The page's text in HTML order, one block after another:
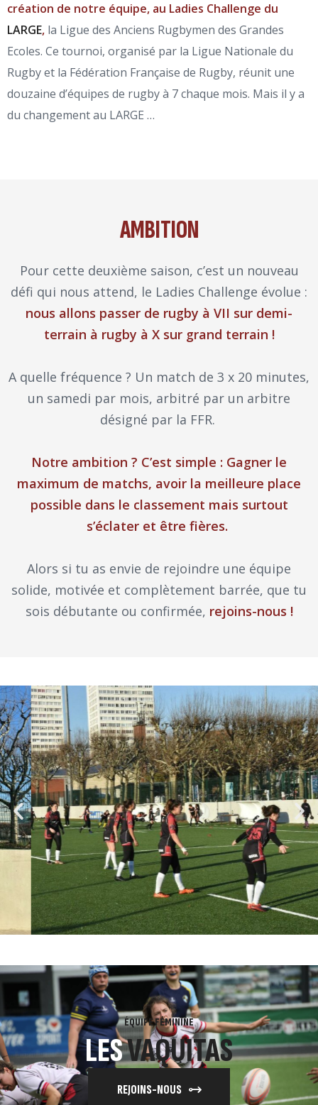
création de notre équipe, au Ladies Challenge du
LARGE, la Ligue des Anciens Rugbymen des Grandes
Ecoles. Ce tournoi, organisé par la Ligue Nationale du
Rugby et la Fédération Française de Rugby, réunit une
douzaine d’équipes de rugby à 7 chaque mois. Mais il y a
du changement au LARGE …
AMBITION
Pour cette deuxième saison, c’est un nouveau
défi qui nous attend, le Ladies Challenge évolue :
nous allons passer de rugby à VII sur demi-
terrain à rugby à X sur grand terrain !
A quelle fréquence ? Un match de 3 x 20 minutes,
un samedi par mois, arbitré par un arbitre
désigné par la FFR.
Notre ambition ? C’est simple : Gagner le
maximum de matchs, avoir la meilleure place
possible dans le classement mais surtout
s’éclater et être fières.
Alors si tu as envie de rejoindre une équipe
solide, motivée et complètement barrée, que tu
sois débutante ou confirmée, rejoins-nous !
ÉQUIPE FÉMININE
LESVAQUITAS
REJOINS-NOUS